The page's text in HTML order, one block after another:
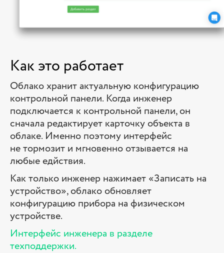
Как это работает
Облако хранит актуальную конфигурацию
контрольной панели. Когда инженер
подключается к контрольной панели, он
сначала редактирует карточку объекта в
облаке. Именно поэтому интерфейс
не тормозит и мгновенно отзывается на
любые едйствия.
Как только инженер нажимает «Записать на
устройство», облако обновляет
конфигурацию прибора на физическом
устройстве.
Интерфейс инженера в разделе
техподдержки.